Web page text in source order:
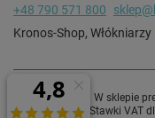
+48 790 571 800
Kronos-Shop, Włókniarzy
W sklepie
Stawki VAT